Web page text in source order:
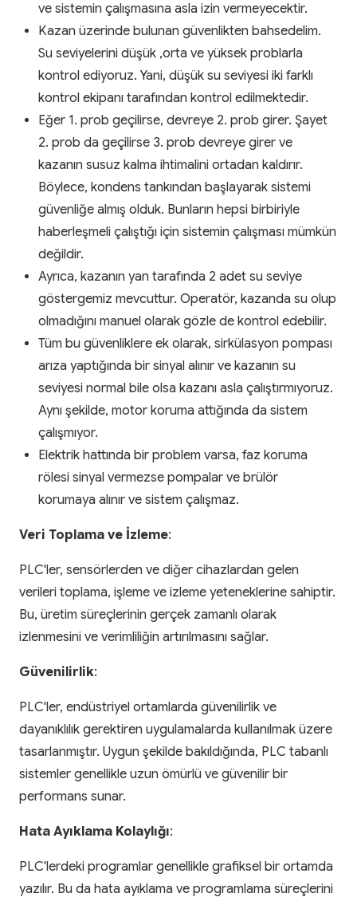
ve sistemin çalışmasına asla izin vermeyecektir.
Kazan üzerinde bulunan güvenlikten bahsedelim.
Su seviyelerini düşük ,orta ve yüksek problarla
kontrol ediyoruz. Yani, düşük su seviyesi iki farklı
kontrol ekipanı tarafından kontrol edilmektedir.
Eğer 1. prob geçilirse, devreye 2. prob girer. Şayet
2. prob da geçilirse 3. prob devreye girer ve
kazanın susuz kalma ihtimalini ortadan kaldırır.
Böylece, kondens tankından başlayarak sistemi
güvenliğe almış olduk. Bunların hepsi birbiriyle
haberleşmeli çalıştığı için sistemin çalışması mümkün
değildir.
Ayrıca, kazanın yan tarafında 2 adet su seviye
göstergemiz mevcuttur. Operatör, kazanda su olup
olmadığını manuel olarak gözle de kontrol edebilir.
Tüm bu güvenliklere ek olarak, sirkülasyon pompası
arıza yaptığında bir sinyal alınır ve kazanın su
seviyesi normal bile olsa kazanı asla çalıştırmıyoruz.
Aynı şekilde, motor koruma attığında da sistem
çalışmıyor.
Elektrik hattında bir problem varsa, faz koruma
rölesi sinyal vermezse pompalar ve brülör
korumaya alınır ve sistem çalışmaz.
Veri Toplama ve İzleme:
PLC'ler, sensörlerden ve diğer cihazlardan gelen
verileri toplama, işleme ve izleme yeteneklerine sahiptir.
Bu, üretim süreçlerinin gerçek zamanlı olarak
izlenmesini ve verimliliğin artırılmasını sağlar.
Güvenilirlik:
PLC'ler, endüstriyel ortamlarda güvenilirlik ve
dayanıklılık gerektiren uygulamalarda kullanılmak üzere
tasarlanmıştır. Uygun şekilde bakıldığında, PLC tabanlı
sistemler genellikle uzun ömürlü ve güvenilir bir
performans sunar.
Hata Ayıklama Kolaylığı:
PLC'lerdeki programlar genellikle grafiksel bir ortamda
yazılır. Bu da hata ayıklama ve programlama süreçlerini